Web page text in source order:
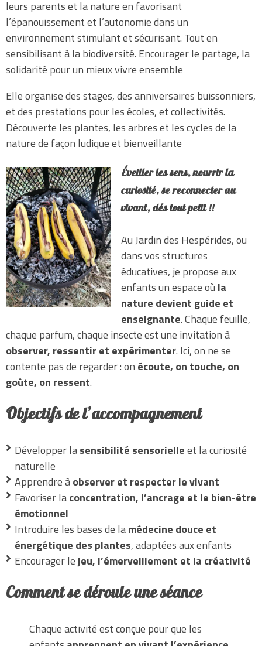
leurs parents et la nature en favorisant
l’épanouissement et l’autonomie dans un
environnement stimulant et sécurisant. Tout en
sensibilisant à la biodiversité. Encourager le partage, la
solidarité pour un mieux vivre ensemble
Elle organise des stages, des anniversaires buissonniers,
et des prestations pour les écoles, et collectivités.
Découverte les plantes, les arbres et les cycles de la
nature de façon ludique et bienveillante
Éveiller les sens, nourrir la
curiosité, se reconnecter au
vivant, dés tout petit !!
Au Jardin des Hespérides, ou
dans vos structures
éducatives, je propose aux
enfants un espace où la
nature devient guide et
enseignante. Chaque feuille,
chaque parfum, chaque insecte est une invitation à
observer, ressentir et expérimenter. Ici, on ne se
contente pas de regarder : on écoute, on touche, on
goûte, on ressent.
Objectifs de l’accompagnement
Développer lasensibilité sensorielleet la curiosité
naturelle
Apprendre àobserver et respecter le vivant
Favoriser laconcentration, l’ancrage et le bien-être
émotionnel
Introduire les bases de lamédecine douce et
énergétique des plantes, adaptées aux enfants
Encourager lejeu, l’émerveillement et la créativité
Comment se déroule une séance
Chaque activité est conçue pour que les